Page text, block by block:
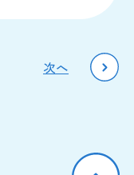
次へ